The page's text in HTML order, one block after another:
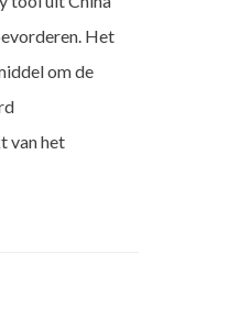
Het
om de
van het